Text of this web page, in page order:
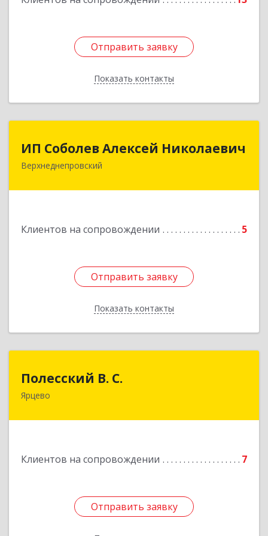
Отправить заявку
Показать контакты
Отправить заявку
Назад
ИП Соболев Алексей Николаевич
Верхнеднепровский
Клиентов на сопровождении 5
Отправить заявку
Показать контакты
ИП Соболев Алексей Николаевич
Отправить заявку
Назад
Полесский В. С.
Ярцево
Клиентов на сопровождении 7
Отправить заявку
Отправить заявку